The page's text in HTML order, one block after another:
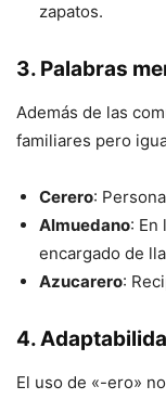
zapatos.
3. Palabras
Además de las
familiares pero
Cerero:
Almuedano: En
encargado de
Azucarero:
4.
El uso de «-ero»